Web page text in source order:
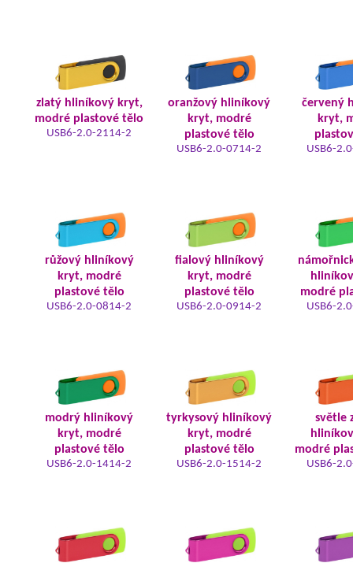
zlatý hliníkový kryt,
modré plastové tělo
USB6-2.0-2114-2
oranžový hliníkový
kryt, modré
plastové tělo
USB6-2.0-0714-2
červený
kryt,
USB6-
růžový hliníkový
kryt, modré
plastové tělo
USB6-2.0-0814-2
fialový hliníkový
kryt, modré
plastové tělo
USB6-2.0-0914-2
modré
USB6-
modrý hliníkový
kryt, modré
plastové tělo
USB6-2.0-1414-2
tyrkysový hliníkový
kryt, modré
plastové tělo
USB6-2.0-1514-2
světle
modré
USB6-